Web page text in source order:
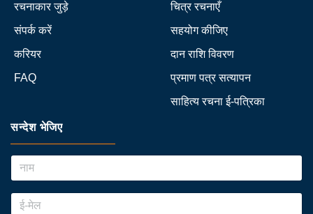
रचनाकार जुड़े
संपर्क करें
करियर
FAQ
चित्र रचनाएँ
सहयोग कीजिए
दान राशि विवरण
प्रमाण पत्र सत्यापन
साहित्य रचना ई-पत्रिका
सन्देश भेजिए